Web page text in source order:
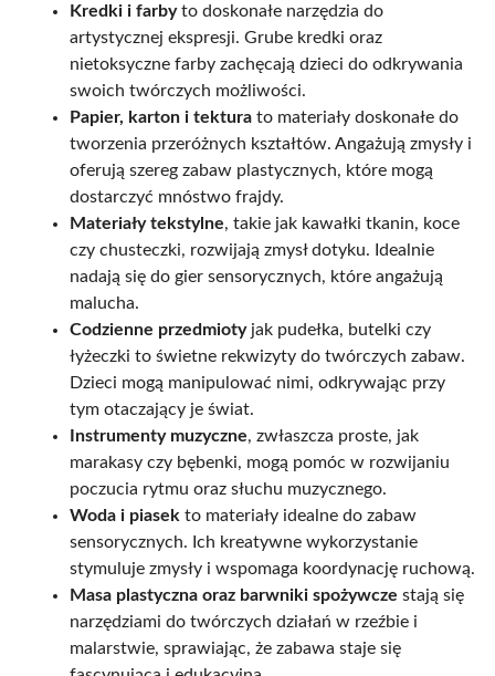
Kredki i farbyto doskonałe narzędzia do
artystycznej ekspresji. Grube kredki oraz
nietoksyczne farby zachęcają dzieci do odkrywania
swoich twórczych możliwości.
Papier, karton i tektura to materiały doskonałe do
tworzenia przeróżnych kształtów. Angażują zmysły i
oferują szereg zabaw plastycznych, które mogą
dostarczyć mnóstwo frajdy.
Materiały tekstylne, takie jak kawałki tkanin, koce
czy chusteczki, rozwijają zmysł dotyku. Idealnie
nadają się do gier sensorycznych, które angażują
malucha.
Codzienne przedmiotyjak pudełka, butelki czy
łyżeczki to świetne rekwizyty do twórczych zabaw.
Dzieci mogą manipulować nimi, odkrywając przy
tym otaczający je świat.
Instrumenty muzyczne, zwłaszcza proste, jak
marakasy czy bębenki, mogą pomóc w rozwijaniu
poczucia rytmu oraz słuchu muzycznego.
Woda i piasek to materiały idealne do zabaw
sensorycznych. Ich kreatywne wykorzystanie
stymuluje zmysły i wspomaga koordynację ruchową.
Masa plastyczna oraz barwniki spożywcze stają się
narzędziami do twórczych działań w rzeźbie i
malarstwie, sprawiając, że zabawa staje się